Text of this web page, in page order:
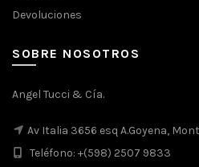
Devoluciones
SOBRE NOSOTROS
Angel Tucci & Cía.
Av Italia 3656 esq A.Goyena,
Teléfono: +(598) 2507 9833